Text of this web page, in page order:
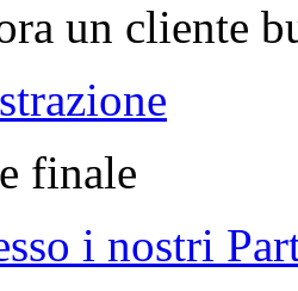
un cliente
finale
i nostri